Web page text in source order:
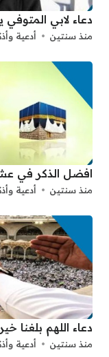
دعاء لابي
منذ سنتين أدعية
افضل الذكر في
منذ سنتين أدعية
دعاء اللهم بلغنا
منذ سنتين أدعية